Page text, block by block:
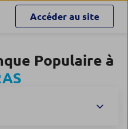
Accéder au site
Populaire à